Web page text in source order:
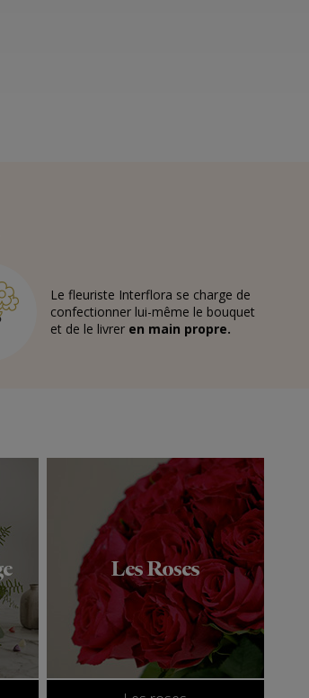
Le fleuriste Interflora se charge de
confectionner lui-même le bouquet
et de le livrer en main propre.